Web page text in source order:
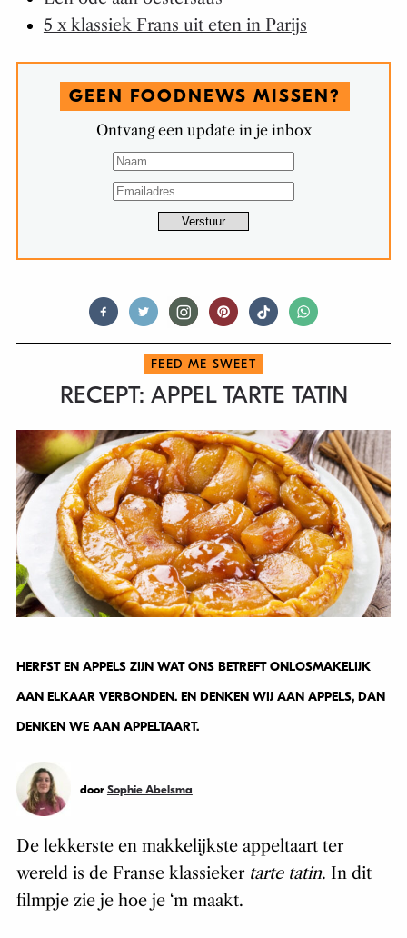
5 x klassiek Frans uit eten in Parijs
GEEN FOODNEWS MISSEN?
Ontvang een update in je inbox
FEED ME SWEET
RECEPT: APPEL TARTE TATIN
HERFST EN APPELS ZIJN WAT ONS BETREFT ONLOSMAKELIJK
AAN ELKAAR VERBONDEN. EN DENKEN WIJ AAN APPELS, DAN
DENKEN WE AAN APPELTAART.
door Sophie Abelsma
De lekkerste en makkelijkste appeltaart ter
wereld is de Franse klassieker tarte tatin. In dit
filmpje zie je hoe je ‘m maakt.